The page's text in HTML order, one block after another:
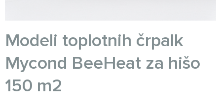
Modeli toplotnih črpalk
Mycond BeeHeat za hišo
150 m2